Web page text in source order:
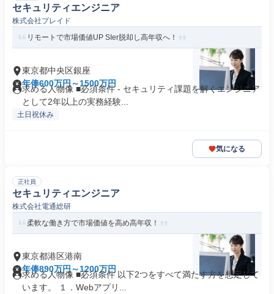
セキュリティエンジニア
株式会社プレイド
リモートで市場価値UP SIer脱却し高年収へ！
東京都中央区銀座
年俸600万円～1500万円
求める人物像 ■必須条件 - セキュリティ課題を解くエンジニア
として2年以上の実務経験...
土日祝休み
気になる
正社員
セキュリティエンジニア
株式会社電通総研
柔軟な働き方で市場価値を高め高年収！
東京都港区港南
年俸890万円～1200万円
求める人物像 ■必須条件 以下2つをすべて満たす方を想定して
います。 １．Webアプリ...